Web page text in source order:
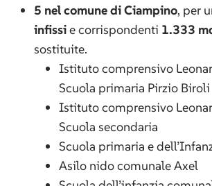
5 nel comune di Ciampino, per
infissie corrispondenti 1.333
sostituite.
Istituto comprensivo
Scuola primaria Pirzio Biroli
Istituto comprensivo
Scuola secondaria
Scuola primaria e
Asilo nido comunale Axel